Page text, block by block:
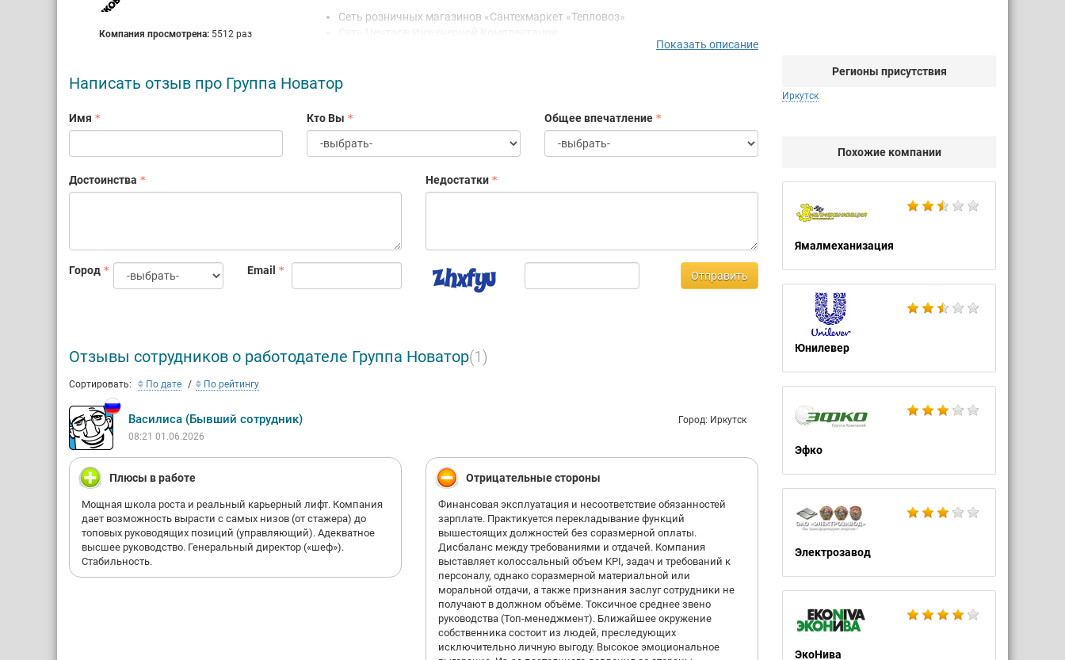
Регионы присутствия
Иркутск
Похожие компании
Ямалмеханизация
Юнилевер
Эфко
Электрозавод
ЭкоНива
Компания просмотрена: 5512 раз
Сеть розничных магазинов «Сантехмаркет «Тепловоз»
Сеть Центров Инженерной Комплектации
Первая база сантехники
Некоторые цифры:
Более 19 лет успешной работы на Иркутском рынке сантехнического и
теплового оборудования.
На сегодняшний день в нашей команде более 400 человек.
на наших складах.
Мы обслуживаем 128 оптовых и корпоративных клиентов, 6765 покупателей
магазинов ежегодно.
7 причин работать в нашей компании:
Все условия для самореализации и карьерного роста: большинство ведущих
Участие в профессиональных тренингах и семинарах в учебном центре нашей
компании, где Вы можете получить важные навыки и ценные знания;
Официальное трудоустройство с первого рабочего дня;
Обеспечение комфортных условий работы персонала, питание в столовой
компании с частичной оплатой; доставка корпоративным транспортом в
удалённые подразделения;
Постоянное повышение благосостояния сотрудников, зарплата, которой Вы
управляете сами;
Высокий уровень корпоративной культуры, молодой дружный коллектив,
сплоченность и взаимодействие всех подразделений компании.
Сотрудник - основной актив нашего бизнеса!
Показать описание
Написать отзыв про Группа Новатор
Имя Кто Вы Общее впечатление
Достоинства Недостатки
Город Email Отправить
Отзывы сотрудников о работодателе Группа Новатор(1)
Сортировать: По дате По рейтингу
Василиса (Бывший сотрудник)
Город: Иркутск
08:21 01.06.2026
Плюсы в работе
Мощная школа роста и реальный карьерный лифт. Компания
дает возможность вырасти с самых низов (от стажера) до
топовых руководящих позиций (управляющий). Адекватное
высшее руководство. Генеральный директор («шеф»).
Стабильность.
Отрицательные стороны
Финансовая эксплуатация и несоответствие обязанностей
зарплате. Практикуется перекладывание функций
вышестоящих должностей без соразмерной оплаты.
Дисбаланс между требованиями и отдачей. Компания
выставляет колоссальный объем KPI, задач и требований к
персоналу, однако соразмерной материальной или
моральной отдачи, а также признания заслуг сотрудники не
получают в должном объёме. Токсичное среднее звено
руководства (Топ-менеджмент). Ближайшее окружение
собственника состоит из людей, преследующих
исключительно личную выгоду. Высокое эмоциональное